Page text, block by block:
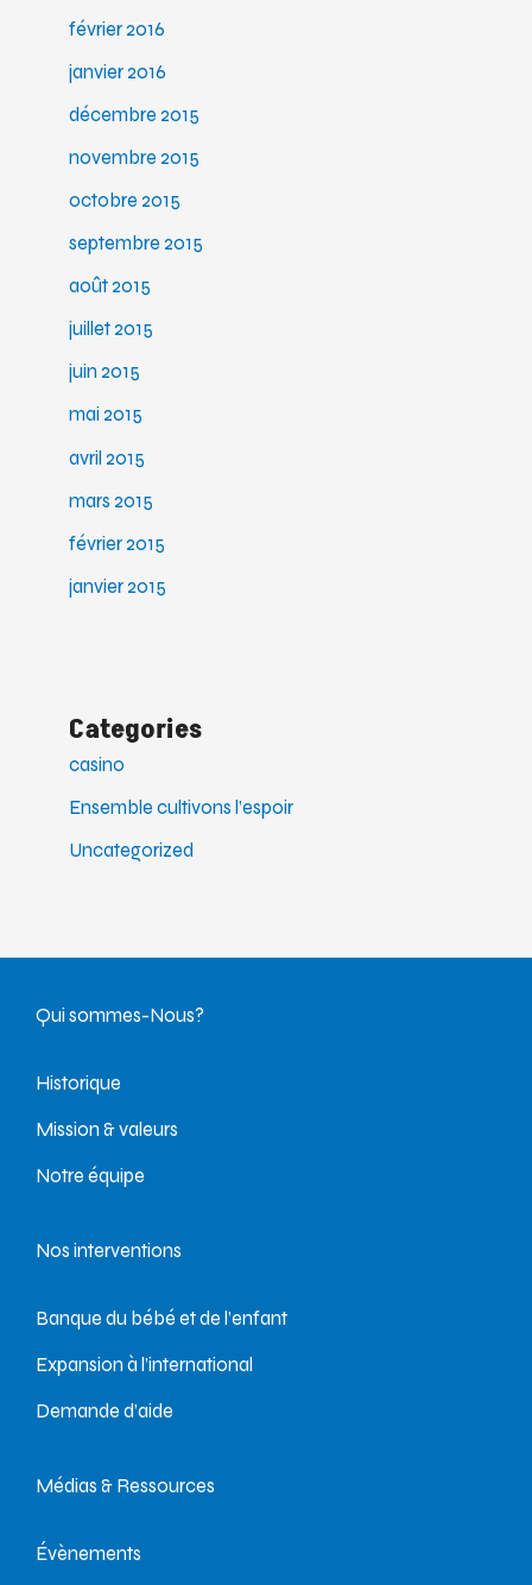
février 2016
janvier 2016
décembre 2015
novembre 2015
octobre 2015
septembre 2015
août 2015
juillet 2015
juin 2015
mai 2015
avril 2015
mars 2015
février 2015
janvier 2015
Categories
casino
Ensemble cultivons l’espoir
Uncategorized
Qui sommes-Nous?
Historique
Mission & valeurs
Notre équipe
Nos interventions
Banque du bébé et de l’enfant
Expansion à l’international
Demande d’aide
Médias & Ressources
Évènements